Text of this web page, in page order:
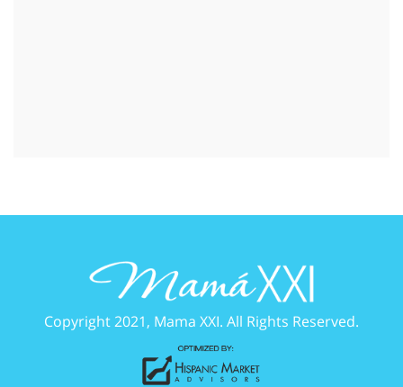
Copyright 2021, Mama XXI. All Rights Reserved.